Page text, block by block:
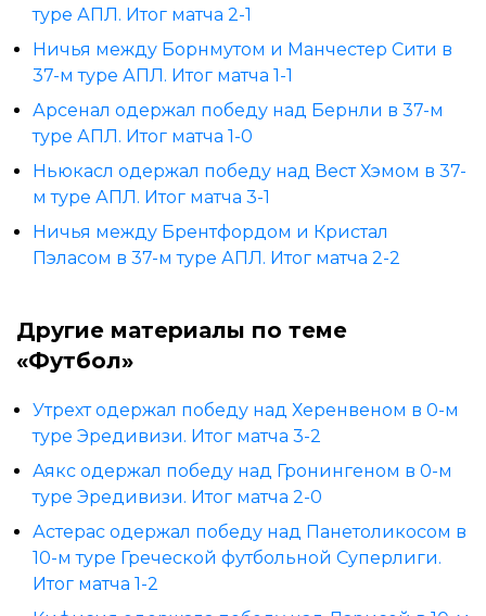
туре АПЛ. Итог матча 2-1
Ничья между Борнмутом и Манчестер Сити в
37-м туре АПЛ. Итог матча 1-1
Арсенал одержал победу над Бернли в 37-м
туре АПЛ. Итог матча 1-0
Ньюкасл одержал победу над Вест Хэмом в 37-
м туре АПЛ. Итог матча 3-1
Ничья между Брентфордом и Кристал
Пэласом в 37-м туре АПЛ. Итог матча 2-2
Другие материалы по теме
«Футбол»
Утрехт одержал победу над Херенвеном в 0-м
туре Эредивизи. Итог матча 3-2
Аякс одержал победу над Гронингеном в 0-м
туре Эредивизи. Итог матча 2-0
Астерас одержал победу над Панетоликосом в
10-м туре Греческой футбольной Суперлиги.
Итог матча 1-2